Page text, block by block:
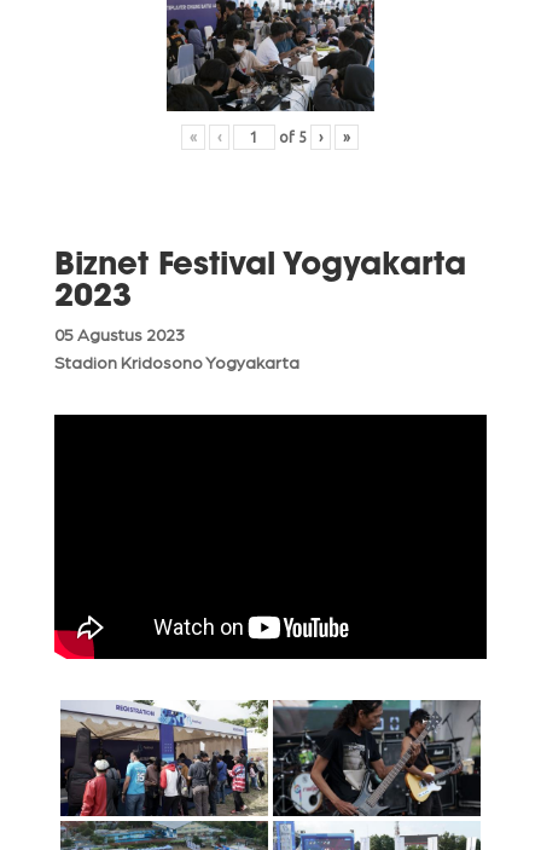
« ‹ of 5 › »
Biznet Festival Yogyakarta
2023
05 Agustus 2023
Stadion Kridosono Yogyakarta